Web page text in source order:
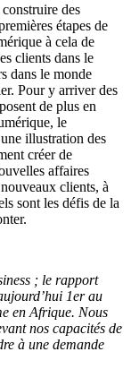
des
étapes de
à cela de
clients dans le
dans le monde
Pour y arriver des
de plus en
le
illustration des
créer de
affaires
clients, à
sont les défis de la
; le rapport
1erau
en Afrique. Nous
nos capacités de
à une demande